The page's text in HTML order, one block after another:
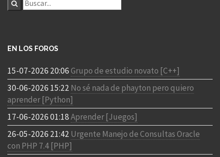
EN LOS FOROS
15-07-2026 20:06Grupo de estudio novato [C++]
30-06-2026 15:22 No sé nada de phayton pero quiero
aprender [Python]
17-06-2026 01:18Aprender [Juegos]
26-05-2026 21:42 Urgente Manejo de Consultas Oracle
con PHP 7.4 [PHP]